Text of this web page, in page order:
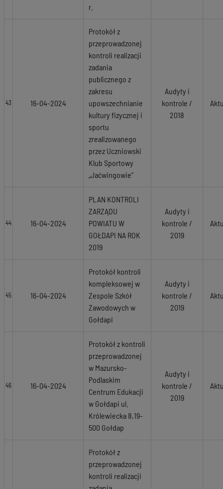
r.
43 16-04-2024
Protokół z
przeprowadzonej
kontroli realizacji
zadania
publicznego z
zakresu
upowszechnianie
kultury fizycznej i
sportu
zrealizowanego
przez Uczniowski
Klub Sportowy
„Jaćwingowie”
Audyty i
kontrole /
2018
44 16-04-2024
PLAN KONTROLI
ZARZĄDU
POWIATU W
GOŁDAPI NA ROK
2019
Audyty i
kontrole /
2019
45 16-04-2024
Protokół kontroli
kompleksowej w
Zespole Szkół
Zawodowych w
Gołdapi
Audyty i
kontrole /
2019
46 16-04-2024
Protokół z kontroli
przeprowadzonej
w Mazursko-
Podlaskim
Centrum Edukacji
w Gołdapi ul.
Królewiecka 8,19-
500 Gołdap
Audyty i
kontrole /
2019
Protokół z
przeprowadzonej
kontroli realizacji